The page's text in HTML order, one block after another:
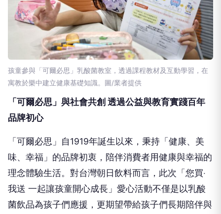
孩童參與「可爾必思」乳酸菌教室，透過課程教材及互動學習，在
寓教於樂中建立健康基礎知識。圖/業者提供
「可爾必思」與社會共創 透過公益與教育實踐百年
品牌初心
「可爾必思」自1919年誕生以來，秉持「健康、美
味、幸福」的品牌初衷，陪伴消費者用健康與幸福的
理念體驗生活。對台灣朝日飲料而言，此次「您買‧
我送 一起讓孩童開心成長」愛心活動不僅是以乳酸
菌飲品為孩子們應援，更期望帶給孩子們長期陪伴與